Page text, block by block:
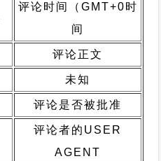
评论时间（GMT+0时
间
评论正文
未知
评论是否被批准
评论者的USER
AGENT